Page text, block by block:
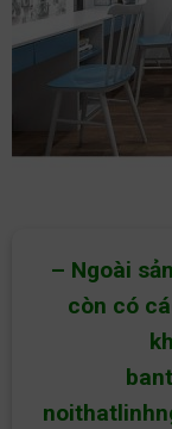
– Ngoài
còn có